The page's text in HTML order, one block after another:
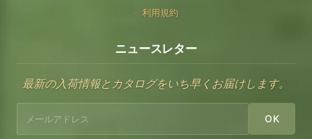
利用規約
ニュースレター
最新の入荷情報とカタログをいち早くお届けします。
OK